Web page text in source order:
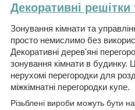
Декоративні решітки
Зонування кімнати та
просто немислимо без
Декоративні дерев'яні
зонування кімнати в будинку.
нерухомі перегородки для
міжкімнатні перегородки купе.
Різьблені вироби можуть бути